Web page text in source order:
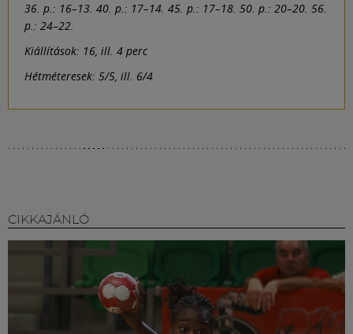
36. p.: 16–13. 40. p.: 17–14. 45. p.: 17–18. 50. p.: 20–20. 56.
p.: 24–22.
Kiállítások: 16, ill. 4 perc
Hétméteresek: 5/5, ill. 6/4
CIKKAJÁNLÓ